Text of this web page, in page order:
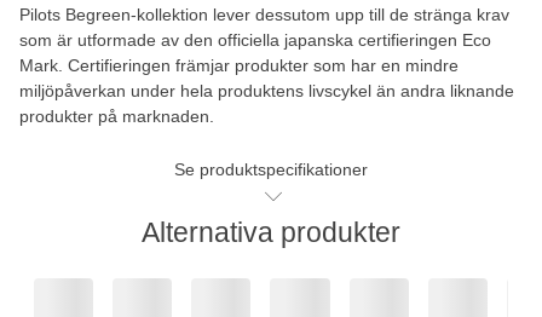
Pilots Begreen-kollektion lever dessutom upp till de stränga krav
som är utformade av den officiella japanska certifieringen Eco
Mark. Certifieringen främjar produkter som har en mindre
miljöpåverkan under hela produktens livscykel än andra liknande
produkter på marknaden.
Se produktspecifikationer
Alternativa produkter